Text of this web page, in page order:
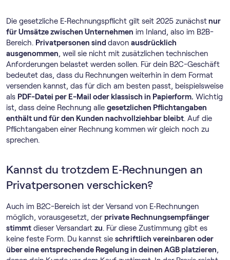
Die gesetzliche E‑Rechnungspflicht gilt seit 2025 zunächstnur
für Umsätze zwischen Unternehmen im Inland, also im B2B-
Bereich. Privatpersonen sind davon ausdrücklich
ausgenommen, weil sie nicht mit zusätzlichen technischen
Anforderungen belastet werden sollen. Für dein B2C-Geschäft
bedeutet das, dass du Rechnungen weiterhin in dem Format
versenden kannst, das für dich am besten passt, beispielsweise
als PDF-Datei per E-Mail oder klassisch in Papierform. Wichtig
ist, dass deine Rechnung alle gesetzlichen Pflichtangaben
enthält und für den Kunden nachvollziehbar bleibt. Auf die
Pflichtangaben einer Rechnung kommen wir gleich noch zu
sprechen.
Kannst du trotzdem E‑Rechnungen an
Privatpersonen verschicken?
Auch im B2C-Bereich ist der Versand von E‑Rechnungen
möglich, vorausgesetzt, der private Rechnungsempfänger
stimmt dieser Versandart zu. Für diese Zustimmung gibt es
keine feste Form. Du kannst sie schriftlich vereinbaren oder
über eine entsprechende Regelung in deinen AGB platzieren,